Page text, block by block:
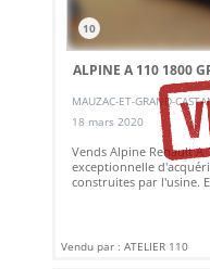
10
ALPINE A 110 1800
MAUZAC-ET-GRAND-
18 mars 2020
Vends Alpine Renault A
exceptionnelle
construites par l'usine.
Vendu par : ATELIER 110